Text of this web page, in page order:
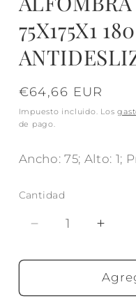
modal
75X175X1
Precio
habitual
€64,66 EUR
Impuesto incluido. Los
de pago.
Ancho: 75; Alto: 1;
Cantidad
Reducir
para
ALFOMBRA
ALGODON
para